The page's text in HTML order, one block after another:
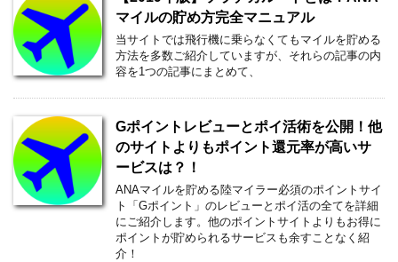
マイルの貯め方完全マニュアル
当サイトでは飛行機に乗らなくてもマイルを貯める
方法を多数ご紹介していますが、それらの記事の内
容を1つの記事にまとめて、
Gポイントレビューとポイ活術を公開！他
のサイトよりもポイント還元率が高いサ
ービスは？！
ANAマイルを貯める陸マイラー必須のポイントサイ
ト「Gポイント」のレビューとポイ活の全てを詳細
にご紹介します。他のポイントサイトよりもお得に
ポイントが貯められるサービスも余すことなく紹
介！